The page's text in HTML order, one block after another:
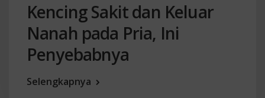
Kencing Sakit dan Keluar
Nanah pada Pria, Ini
Penyebabnya
Selengkapnya